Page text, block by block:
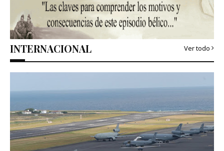
INTERNACIONAL Ver todo